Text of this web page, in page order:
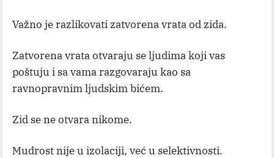
Važno je razlikovati zatvorena vrata od zida.
Zatvorena vrata otvaraju se ljudima koji vas
poštuju i sa vama razgovaraju kao sa
ravnopravnim ljudskim bićem.
Zid se ne otvara nikome.
Mudrost nije u izolaciji, već u selektivnosti.